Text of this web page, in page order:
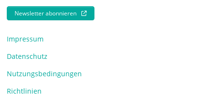
Newsletter abonnieren
Impressum
Datenschutz
Nutzungsbedingungen
Richtlinien